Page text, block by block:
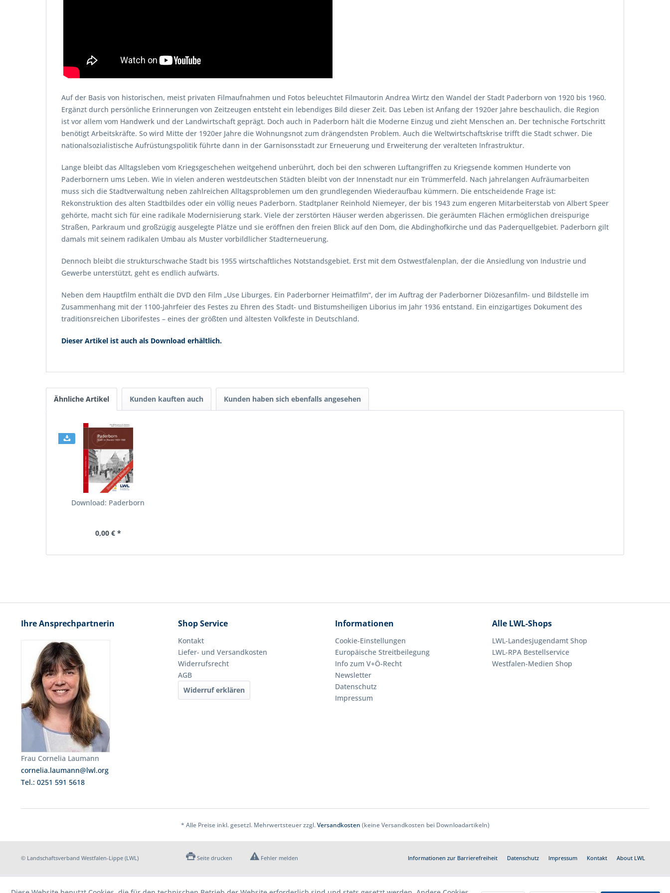
Auf der Basis von historischen, meist privaten Filmaufnahmen und Fotos beleuchtet Filmautorin Andrea Wirtz den Wandel der Stadt Paderborn von 1920 bis 1960.
Ergänzt durch persönliche Erinnerungen von Zeitzeugen entsteht ein lebendiges Bild dieser Zeit. Das Leben ist Anfang der 1920er Jahre beschaulich, die Region
ist vor allem vom Handwerk und der Landwirtschaft geprägt. Doch auch in Paderborn hält die Moderne Einzug und zieht Menschen an. Der technische Fortschritt
benötigt Arbeitskräfte. So wird Mitte der 1920er Jahre die Wohnungsnot zum drängendsten Problem. Auch die Weltwirtschaftskrise trifft die Stadt schwer. Die
nationalsozialistische Aufrüstungspolitik führte dann in der Garnisonsstadt zur Erneuerung und Erweiterung der veralteten Infrastruktur.
Lange bleibt das Alltagsleben vom Kriegsgeschehen weitgehend unberührt, doch bei den schweren Luftangriffen zu Kriegsende kommen Hunderte von
Paderbornern ums Leben. Wie in vielen anderen westdeutschen Städten bleibt von der Innenstadt nur ein Trümmerfeld. Nach jahrelangen Aufräumarbeiten
muss sich die Stadtverwaltung neben zahlreichen Alltagsproblemen um den grundlegenden Wiederaufbau kümmern. Die entscheidende Frage ist:
Rekonstruktion des alten Stadtbildes oder ein völlig neues Paderborn. Stadtplaner Reinhold Niemeyer, der bis 1943 zum engeren Mitarbeiterstab von Albert Speer
gehörte, macht sich für eine radikale Modernisierung stark. Viele der zerstörten Häuser werden abgerissen. Die geräumten Flächen ermöglichen dreispurige
Straßen, Parkraum und großzügig ausgelegte Plätze und sie eröffnen den freien Blick auf den Dom, die Abdinghofkirche und das Paderquellgebiet. Paderborn gilt
damals mit seinem radikalen Umbau als Muster vorbildlicher Stadterneuerung.
Dennoch bleibt die strukturschwache Stadt bis 1955 wirtschaftliches Notstandsgebiet. Erst mit dem Ostwestfalenplan, der die Ansiedlung von Industrie und
Gewerbe unterstützt, geht es endlich aufwärts.
Neben dem Hauptfilm enthält die DVD den Film „Use Liburges. Ein Paderborner Heimatfilm“, der im Auftrag der Paderborner Diözesanfilm- und Bildstelle im
Zusammenhang mit der 1100-Jahrfeier des Festes zu Ehren des Stadt- und Bistumsheiligen Liborius im Jahr 1936 entstand. Ein einzigartiges Dokument des
traditionsreichen Liborifestes – eines der größten und ältesten Volkfeste in Deutschland.
Dieser Artikel ist auch als Download erhältlich.
Ähnliche Artikel Kunden kauften auch Kunden haben sich ebenfalls angesehen
Download: Paderborn
0,00 € *
Ihre Ansprechpartnerin
Frau Cornelia Laumann
cornelia.laumann@lwl.org
Tel.: 0251 591 5618
Shop Service
Kontakt
Liefer- und Versandkosten
Widerrufsrecht
AGB
Widerruf erklären
Informationen
Cookie-Einstellungen
Europäische Streitbeilegung
Info zum V+Ö-Recht
Newsletter
Datenschutz
Impressum
Alle LWL-Shops
LWL-Landesjugendamt Shop
LWL-RPA Bestellservice
Westfalen-Medien Shop
* Alle Preise inkl. gesetzl. Mehrwertsteuer zzgl.Versandkosten (keine Versandkosten bei Downloadartikeln)
© Landschaftsverband Westfalen-Lippe (LWL) Seite drucken Fehler melden Informationen zur Barrierefreiheit Datenschutz Impressum Kontakt About LWL